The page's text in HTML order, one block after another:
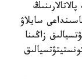
سايلاۋ
زاڭىنا